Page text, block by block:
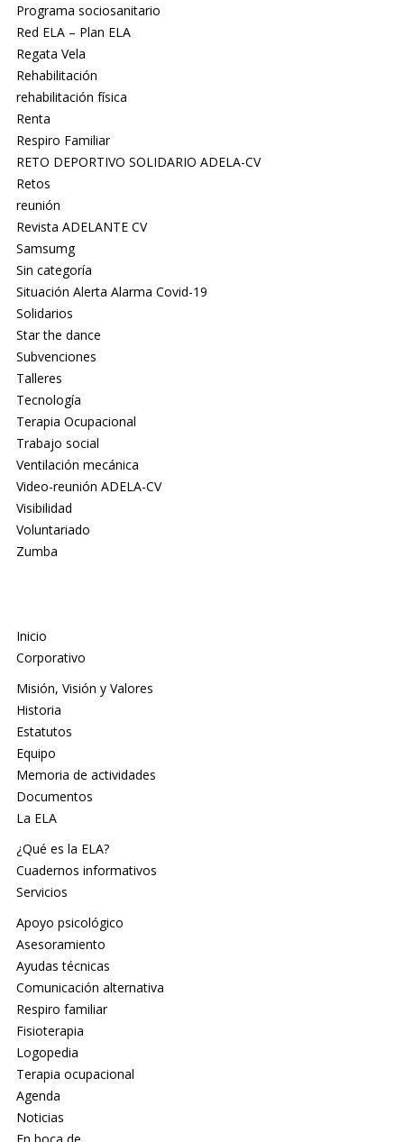
Programa sociosanitario
Red ELA – Plan ELA
Regata Vela
Rehabilitación
rehabilitación física
Renta
Respiro Familiar
RETO DEPORTIVO SOLIDARIO ADELA-CV
Retos
reunión
Revista ADELANTE CV
Samsumg
Sin categoría
Situación Alerta Alarma Covid-19
Solidarios
Star the dance
Subvenciones
Talleres
Tecnología
Terapia Ocupacional
Trabajo social
Ventilación mecánica
Video-reunión ADELA-CV
Visibilidad
Voluntariado
Zumba
Inicio
Corporativo
Misión, Visión y Valores
Historia
Estatutos
Equipo
Memoria de actividades
Documentos
La ELA
¿Qué es la ELA?
Cuadernos informativos
Servicios
Apoyo psicológico
Asesoramiento
Ayudas técnicas
Comunicación alternativa
Respiro familiar
Fisioterapia
Logopedia
Terapia ocupacional
Agenda
Noticias